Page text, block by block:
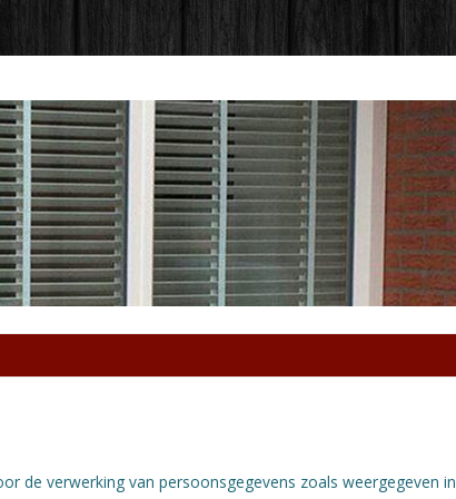
de verwerking van persoonsgegevens zoals weergegeven in